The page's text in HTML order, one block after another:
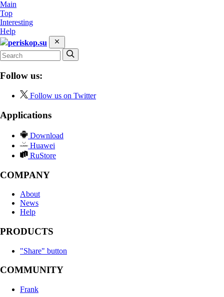
Main
Top
Interesting
Help
periskop.su
Follow us:
Follow us on Twitter
Applications
Download
Huawei
RuStore
COMPANY
About
News
Help
PRODUCTS
"Share" button
COMMUNITY
Frank